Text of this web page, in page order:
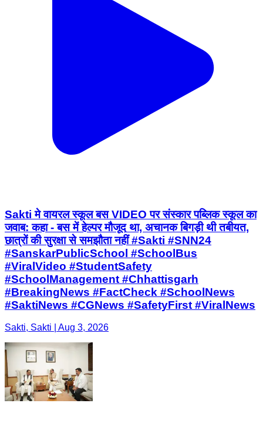
Sakti मे वायरल स्कूल बस VIDEO पर संस्कार पब्लिक स्कूल का
जवाब: कहा - बस में हेल्पर मौजूद था, अचानक बिगड़ी थी तबीयत,
छात्रों की सुरक्षा से समझौता नहीं #Sakti #SNN24
#SanskarPublicSchool #SchoolBus
#ViralVideo #StudentSafety
#SchoolManagement #Chhattisgarh
#BreakingNews #FactCheck #SchoolNews
#SaktiNews #CGNews #SafetyFirst #ViralNews
Sakti, Sakti | Aug 3, 2026